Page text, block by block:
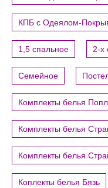
КПБ с Одеялом-
1,5 спальное 2-х
Семейное
Комплекты белья
Комплекты белья
Комплекты белья
Коплекты белья Бязь